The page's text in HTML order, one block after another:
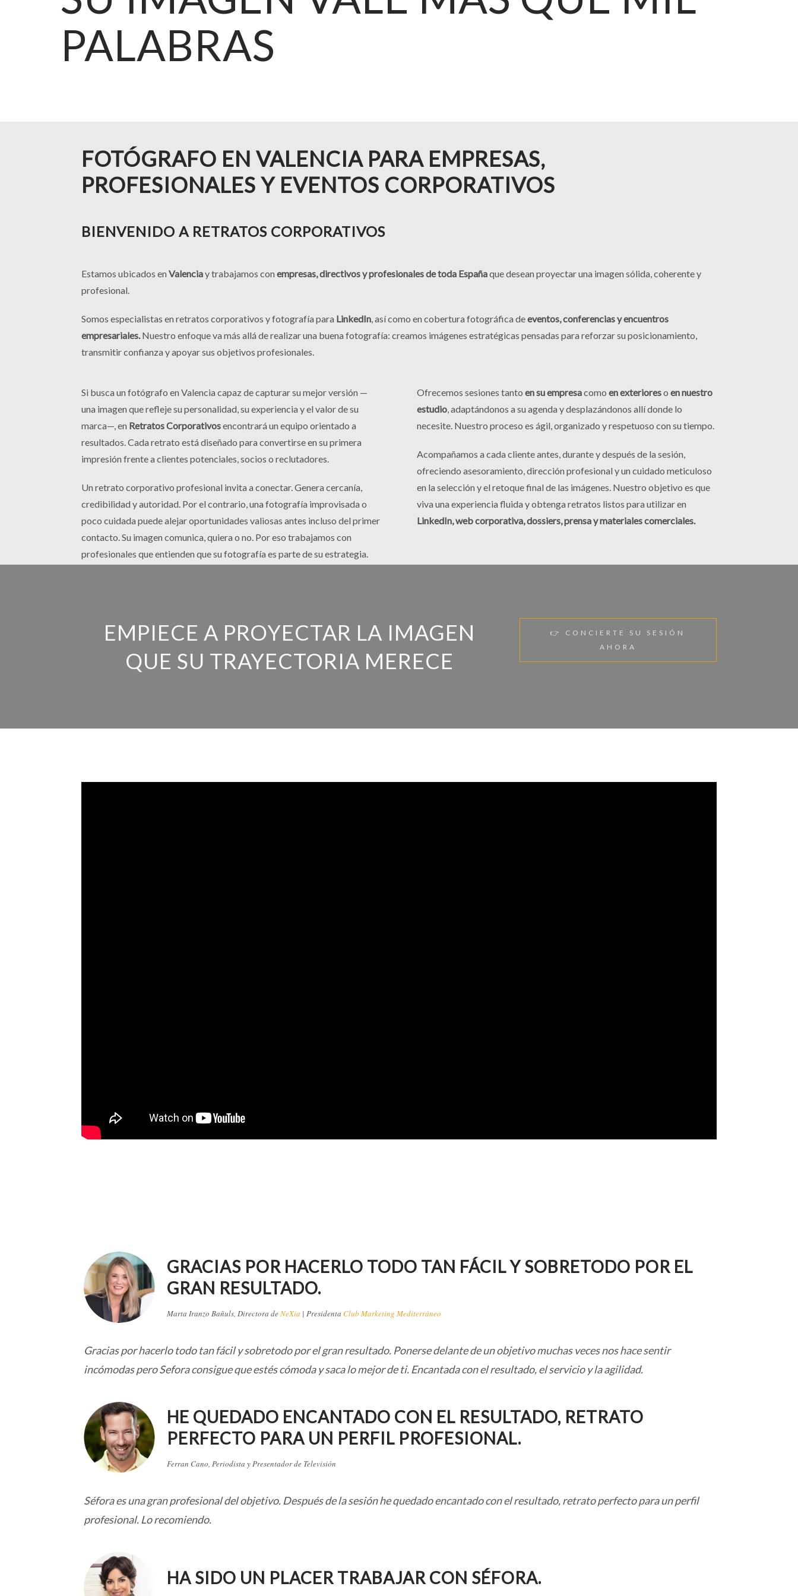
PALABRAS
FOTÓGRAFO EN VALENCIA PARA EMPRESAS,
PROFESIONALES Y EVENTOS CORPORATIVOS
BIENVENIDO A RETRATOS CORPORATIVOS
Estamos ubicados en Valenciay trabajamos con empresas, directivos y profesionales de toda Españaque desean proyectar una imagen sólida, coherente y
profesional.
Somos especialistas en retratos corporativos y fotografía para LinkedIn, así como en cobertura fotográfica deeventos, conferencias y encuentros
empresariales.Nuestro enfoque va más allá de realizar una buena fotografía: creamos imágenes estratégicas pensadas para reforzar su posicionamiento,
transmitir confianza y apoyar sus objetivos profesionales.
Si busca un fotógrafo en Valencia capaz de capturar su mejor versión —
una imagen que refleje su personalidad, su experiencia y el valor de su
marca—, en Retratos Corporativosencontrará un equipo orientado a
resultados. Cada retrato está diseñado para convertirse en su primera
impresión frente a clientes potenciales, socios o reclutadores.
Un retrato corporativo profesional invita a conectar. Genera cercanía,
credibilidad y autoridad. Por el contrario, una fotografía improvisada o
poco cuidada puede alejar oportunidades valiosas antes incluso del primer
contacto. Su imagen comunica, quiera o no. Por eso trabajamos con
profesionales que entienden que su fotografía es parte de su estrategia.
Ofrecemos sesiones tanto en su empresacomo en exterioreso en nuestro
estudio, adaptándonos a su agenda y desplazándonos allí donde lo
necesite. Nuestro proceso es ágil, organizado y respetuoso con su tiempo.
Acompañamos a cada cliente antes, durante y después de la sesión,
ofreciendo asesoramiento, dirección profesional y un cuidado meticuloso
en la selección y el retoque final de las imágenes. Nuestro objetivo es que
viva una experiencia fluida y obtenga retratos listos para utilizar en
LinkedIn, web corporativa, dossiers, prensa y materiales comerciales.
EMPIECE A PROYECTAR LA IMAGEN
QUE SU TRAYECTORIA MERECE
👉 CONCIERTE SU SESIÓN
AHORA
GRACIAS POR HACERLO TODO TAN FÁCIL Y SOBRETODO POR EL
GRAN RESULTADO.
Marta Iranzo Bañuls, Directora deNeXia | Presidenta Club Marketing Mediterráneo
Gracias por hacerlo todo tan fácil y sobretodo por el gran resultado. Ponerse delante de un objetivo muchas veces nos hace sentir
incómodas pero Sefora consigue que estés cómoda y saca lo mejor de ti. Encantada con el resultado, el servicio y la agilidad.
HE QUEDADO ENCANTADO CON EL RESULTADO, RETRATO
PERFECTO PARA UN PERFIL PROFESIONAL.
Ferran Cano, Periodista y Presentador de Televisión
Séfora es una gran profesional del objetivo. Después de la sesión he quedado encantado con el resultado, retrato perfecto para un perfil
profesional. Lo recomiendo.
HA SIDO UN PLACER TRABAJAR CON SÉFORA.